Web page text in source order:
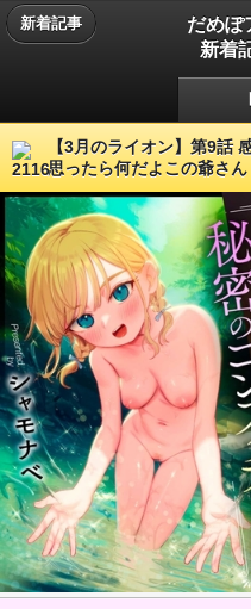
新着記事
だめぽ
新着
【3月のライオン】第9話
思ったら何だよこの爺さん